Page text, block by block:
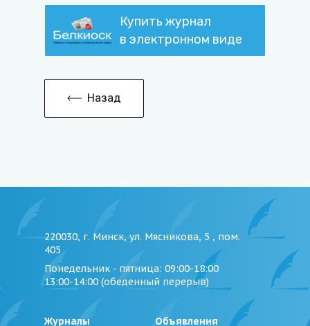
Купить журнал
в электронном виде
Назад
220030, г. Минск, ул. Мясникова, 5 , пом.
405
Понедельник - пятница: 09:00-18:00
13:00-14:00 (обеденный перерыв)
Журналы Объявления